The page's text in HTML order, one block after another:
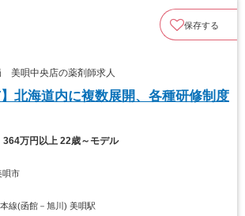
保存する
美唄中央店の薬剤師求人
】北海道内に複数展開、各種研修制度
364万円以上 22歳～モデル
唄市
本線(函館－旭川) 美唄駅